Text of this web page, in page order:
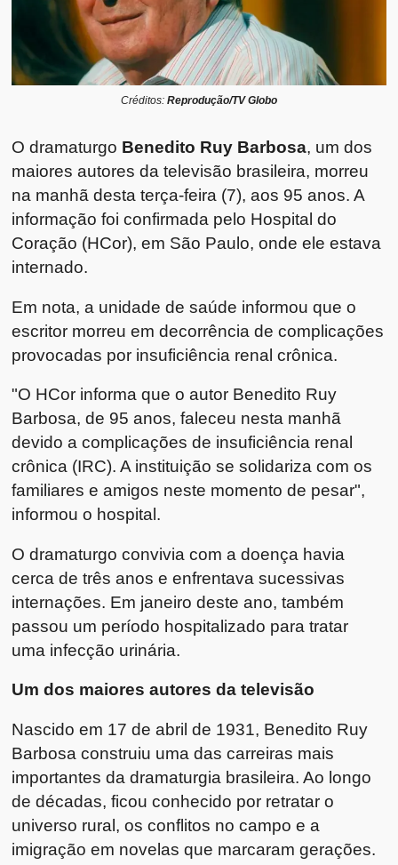
Créditos: Reprodução/TV Globo
O dramaturgo Benedito Ruy Barbosa, um dos
maiores autores da televisão brasileira, morreu
na manhã desta terça-feira (7), aos 95 anos. A
informação foi confirmada pelo Hospital do
Coração (HCor), em São Paulo, onde ele estava
internado.
Em nota, a unidade de saúde informou que o
escritor morreu em decorrência de complicações
provocadas por insuficiência renal crônica.
"O HCor informa que o autor Benedito Ruy
Barbosa, de 95 anos, faleceu nesta manhã
devido a complicações de insuficiência renal
crônica (IRC). A instituição se solidariza com os
familiares e amigos neste momento de pesar",
informou o hospital.
O dramaturgo convivia com a doença havia
cerca de três anos e enfrentava sucessivas
internações. Em janeiro deste ano, também
passou um período hospitalizado para tratar
uma infecção urinária.
Um dos maiores autores da televisão
Nascido em 17 de abril de 1931, Benedito Ruy
Barbosa construiu uma das carreiras mais
importantes da dramaturgia brasileira. Ao longo
de décadas, ficou conhecido por retratar o
universo rural, os conflitos no campo e a
imigração em novelas que marcaram gerações.